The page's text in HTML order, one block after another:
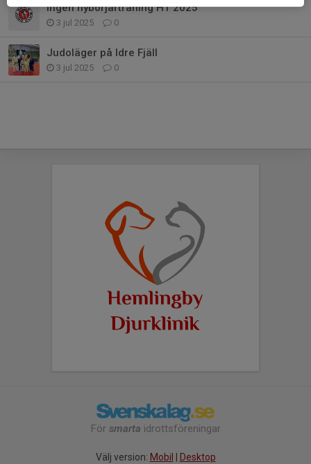
Ingen nybörjarträning HT 2025
3 jul 2025 0
Judoläger på Idre Fjäll
3 jul 2025 0
För smarta idrottsföreningar
Välj version: Mobil | Desktop